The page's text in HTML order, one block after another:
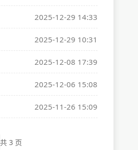
2025-12-29 14:33
2025-12-29 10:31
2025-12-08 17:39
2025-12-06 15:08
2025-11-26 15:09
共 3 页